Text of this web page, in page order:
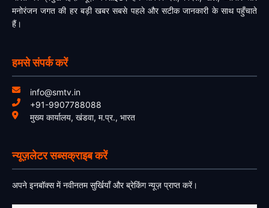
मनोरंजन जगत की हर बड़ी खबर सबसे पहले और सटीक जानकारी के साथ पहुँचाते
हैं।
हमसे संपर्क करें
info@smtv.in
+91-9907788088
मुख्य कार्यालय, खंडवा, म.प्र., भारत
न्यूज़लेटर सब्सक्राइब करें
अपने इनबॉक्स में नवीनतम सुर्खियाँ और ब्रेकिंग न्यूज़ प्राप्त करें।